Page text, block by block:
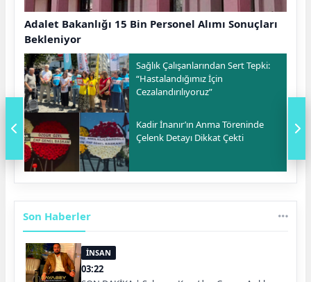
Adalet Bakanlığı 15 Bin Personel Alımı Sonuçları
Bekleniyor
Sağlık Çalışanlarından Sert Tepki:
“Hastalandığımız İçin
Cezalandırılıyoruz”
Kadir İnanır’ın Anma Töreninde
Çelenk Detayı Dikkat Çekti
Son Haberler
İNSAN
03:22